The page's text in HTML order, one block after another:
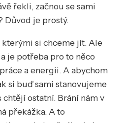
řekli, začnou se sami
Důvod je prostý.
kterými si chceme jít. Ale
je potřeba pro to něco
a energii. A abychom
si buď sami stanovujeme
chtějí ostatní. Brání nám v
překážka. A to